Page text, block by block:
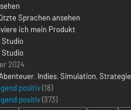
Sprachen ansehen
ich mein Produkt
Studio
Studio
2024
, Indies, Simulation, Strategie
positiv(18)
positiv(373)